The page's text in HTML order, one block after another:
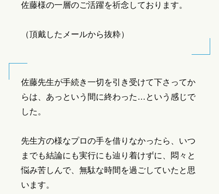
佐藤様の一層のご活躍を祈念しております。
（頂戴したメールから抜粋）
佐藤先生が手続き一切を引き受けて下さってか
らは、あっという間に終わった…という感じで
した。
先生方の様なプロの手を借りなかったら、いつ
までも結論にも実行にも辿り着けずに、悶々と
悩み苦しんで、無駄な時間を過ごしていたと思
います。